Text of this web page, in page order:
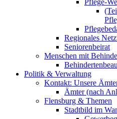
Pflege-
Regionales
Seniorenbeirat
Menschen mit
Politik & Verwaltung
Kontakt: Unsere
Ämter (nach
Flensburg & Themen
Stadtbild im